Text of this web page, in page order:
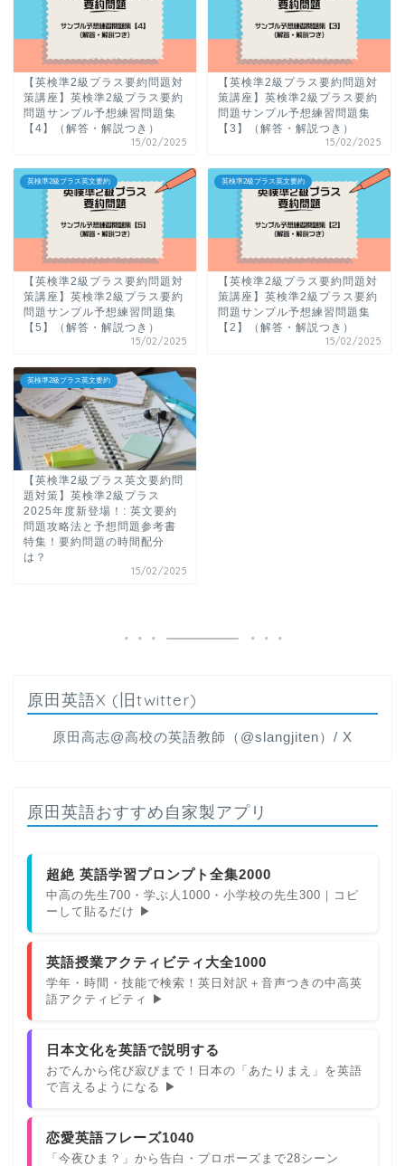
【英検準2級プラス要約問題対
策講座】英検準2級プラス要約
問題サンプル予想練習問題集
【4】（解答・解説つき）
15/02/2025
【英検準2級プラス要約問題対
策講座】英検準2級プラス要約
問題サンプル予想練習問題集
【3】（解答・解説つき）
15/02/2025
英検準2級プラス英文要約
【英検準2級プラス要約問題対
策講座】英検準2級プラス要約
問題サンプル予想練習問題集
【5】（解答・解説つき）
15/02/2025
英検準2級プラス英文要約
【英検準2級プラス要約問題対
策講座】英検準2級プラス要約
問題サンプル予想練習問題集
【2】（解答・解説つき）
15/02/2025
英検準2級プラス英文要約
【英検準2級プラス英文要約問
題対策】英検準2級プラス
2025年度新登場！: 英文要約
問題攻略法と予想問題参考書
特集！要約問題の時間配分
は？
15/02/2025
原田英語X (旧twitter)
原田高志@高校の英語教師（@slangjiten）/ X
原田英語おすすめ自家製アプリ
超絶 英語学習プロンプト全集2000
中高の先生700・学ぶ人1000・小学校の先生300｜コピ
ーして貼るだけ ▶
英語授業アクティビティ大全1000
学年・時間・技能で検索！英日対訳＋音声つきの中高英
語アクティビティ ▶
日本文化を英語で説明する
おでんから侘び寂びまで！日本の「あたりまえ」を英語
で言えるようになる ▶
恋愛英語フレーズ1040
「今夜ひま？」から告白・プロポーズまで28シーン